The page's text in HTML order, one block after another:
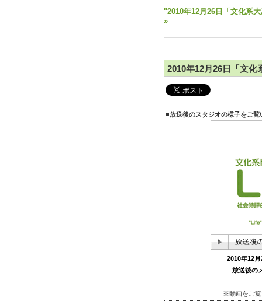
"2010年12月26日「文化系
»
2010年12月26日「文化
■放送後のスタジオの様子をご覧
2010年12
放送後の
※動画をご覧